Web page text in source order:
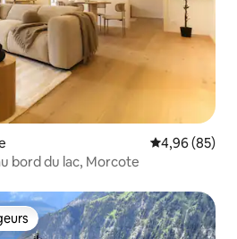
Note
4,96 (85)
bord du lac, Morcote
parmi les plus aimés